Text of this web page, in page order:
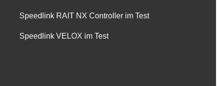
Speedlink RAIT NX Controller im Test
Speedlink VELOX im Test